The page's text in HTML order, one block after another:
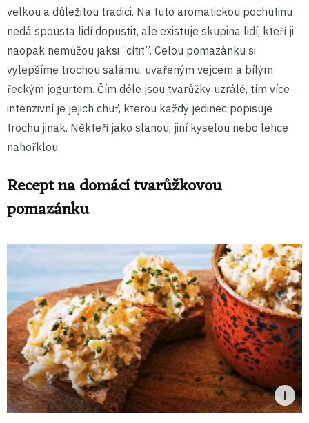
velkou a důležitou tradici. Na tuto aromatickou pochutinu
nedá spousta lidí dopustit, ale existuje skupina lidí, kteří ji
naopak nemůžou jaksi “cítit”. Celou pomazánku si
vylepšíme trochou salámu, uvařeným vejcem a bílým
řeckým jogurtem. Čím déle jsou tvarůžky uzrálé, tím více
intenzivní je jejich chuť, kterou každý jedinec popisuje
trochu jinak. Někteří jako slanou, jiní kyselou nebo lehce
nahořklou.
Recept na domácí tvarůžkovou
pomazánku